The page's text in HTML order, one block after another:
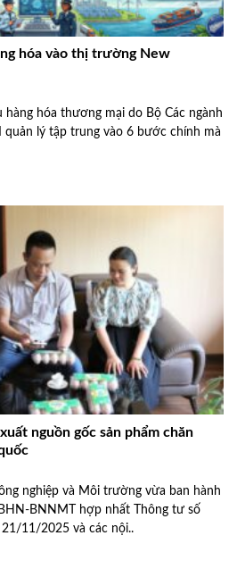
hóa vào thị trường New
hóa thương mại do Bộ Các ngành
quản lý tập trung vào 6 bước chính mà
nguồn gốc sản phẩm chăn
nghiệp và Môi trường vừa ban hành
BNNMT hợp nhất Thông tư số
11/2025 và các nội..